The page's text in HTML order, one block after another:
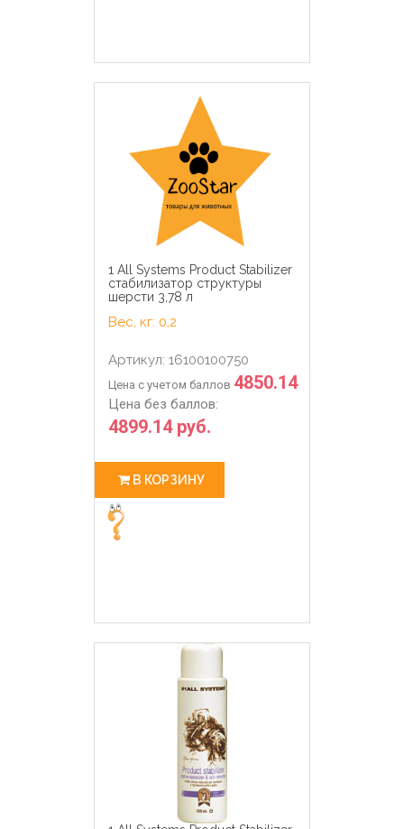
1 All Systems Product Stabilizer
стабилизатор структуры
шерсти 3,78 л
Вес, кг: 0,2
Артикул: 16100100750
Цена с учетом баллов 4850.14
Цена без баллов:
4899.14 руб.
В КОРЗИНУ